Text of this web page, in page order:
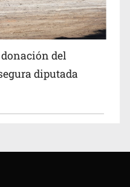
del
diputada